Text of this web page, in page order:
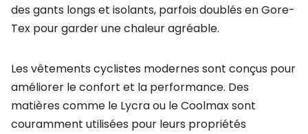
des gants longs et isolants, parfois doublés en Gore-
Tex pour garder une chaleur agréable.
Les vêtements cyclistes modernes sont conçus pour
améliorer le confort et la performance. Des
matières comme le Lycra ou le Coolmax sont
couramment utilisées pour leurs propriétés